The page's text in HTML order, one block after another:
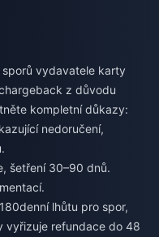
vydavatele karty
z důvodu
kompletní důkazy:
nedoručení,
šetření 30–90 dnů.
lhůtu pro spor,
vyřizuje refundace do 48